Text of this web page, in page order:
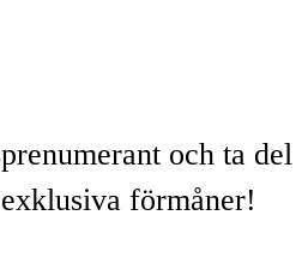
och ta del
förmåner!